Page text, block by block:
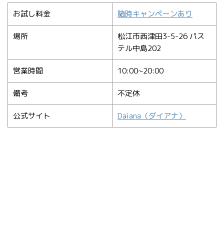
お試し料金 随時キャンペーンあり
場所
松江市西津田3-5-26 パス
テル中島202
営業時間 10:00~20:00
備考 不定休
公式サイト Daiana（ダイアナ）